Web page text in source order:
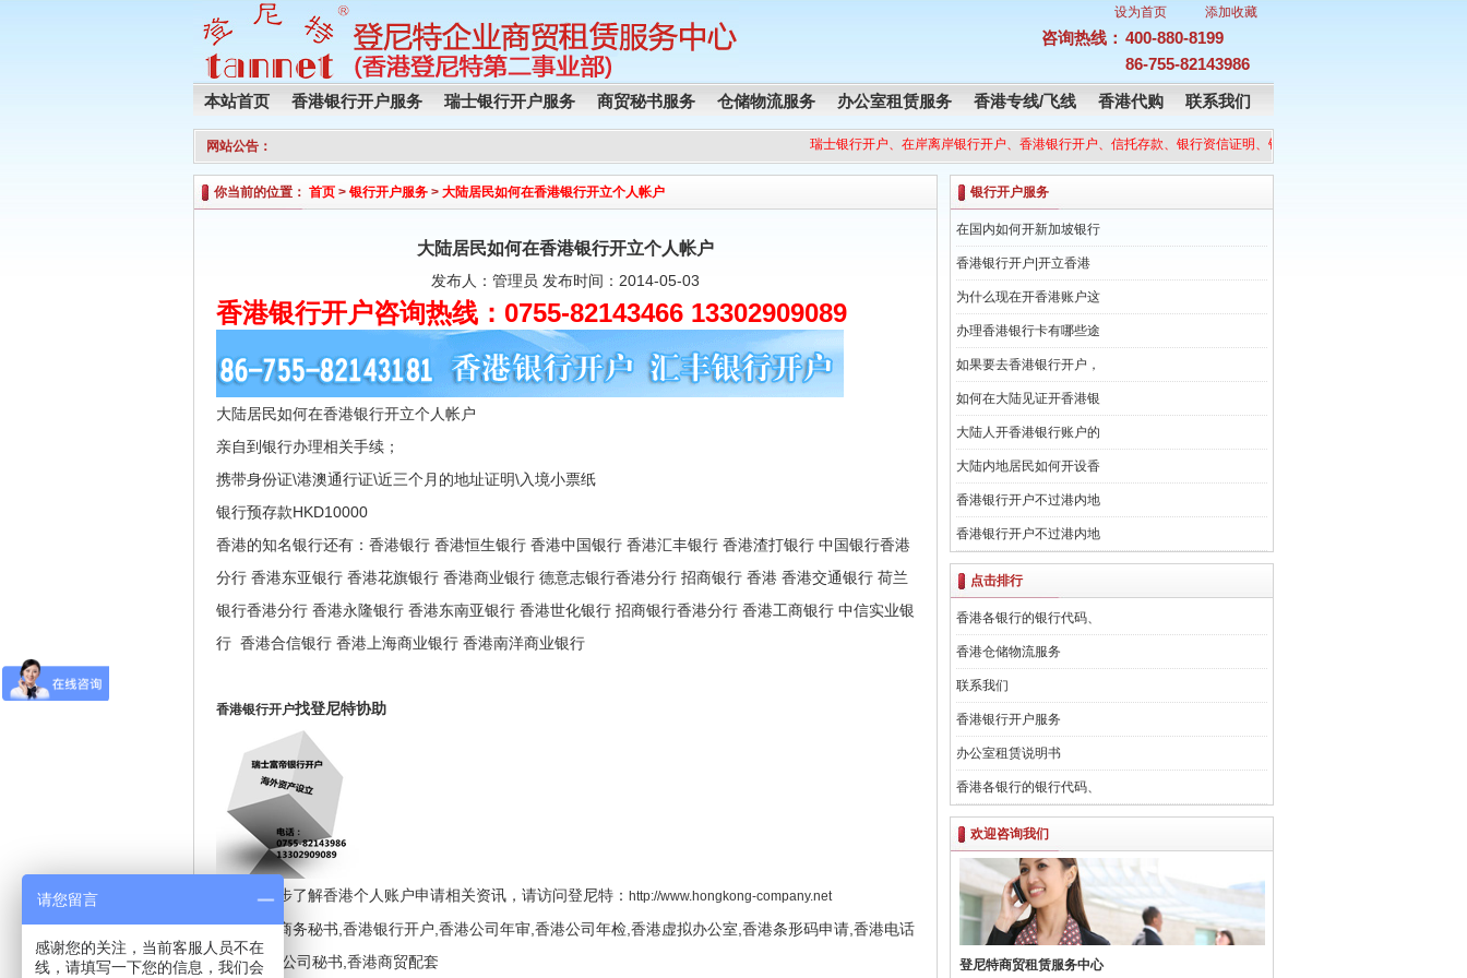
设为首页 添加收藏
咨询热线： 400-880-8199
86-755-82143986
本站首页
香港银行开户服务 瑞士银行开户服务 商贸秘书服务 仓储物流服务 办公室租赁服务 香港专线/飞线 香港代购 联系我们
网站公告： 瑞士银行开户、在岸离岸银行开户、香港银行开户、信托存款、银行资信证明、银行单证往来、信用证代开代
你当前的位置： 首页 > 银行开户服务 > 大陆居民如何在香港银行开立个人帐户
大陆居民如何在香港银行开立个人帐户
发布人：管理员 发布时间：2014-05-03
香港银行开户咨询热线：0755-82143466 13302909089
大陆居民如何在香港银行开立个人帐户
亲自到银行办理相关手续；
携带身份证\港澳通行证\近三个月的地址证明\入境小票纸
银行预存款HKD10000
香港的知名银行还有：香港银行 香港恒生银行 香港中国银行 香港汇丰银行 香港渣打银行 中国银行香港
分行 香港东亚银行 香港花旗银行 香港商业银行 德意志银行香港分行 招商银行 香港 香港交通银行 荷兰
银行香港分行 香港永隆银行 香港东南亚银行 香港世化银行 招商银行香港分行 香港工商银行 中信实业银
行 香港合信银行 香港上海商业银行 香港南洋商业银行
香港银行开户找登尼特协助
如需进一步了解香港个人账户申请相关资讯，请访问登尼特： http://www.hongkong-company.net
香港公司商务秘书,香港银行开户,香港公司年审,香港公司年检,香港虚拟办公室,香港条形码申请,香港电话
飞线,香港公司秘书,香港商贸配套
银行开户服务
在国内如何开新加坡银行
香港银行开户|开立香港
为什么现在开香港账户这
办理香港银行卡有哪些途
如果要去香港银行开户，
如何在大陆见证开香港银
大陆人开香港银行账户的
大陆内地居民如何开设香
香港银行开户不过港内地
香港银行开户不过港内地
点击排行
香港各银行的银行代码、
香港仓储物流服务
联系我们
香港银行开户服务
办公室租赁说明书
香港各银行的银行代码、
欢迎咨询我们
登尼特商贸租赁服务中心
请您留言
感谢您的关注，当前客服人员不在
线，请填写一下您的信息，我们会